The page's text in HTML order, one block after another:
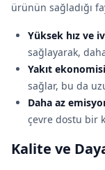
ürünün sağladığı
Yüksek hız ve
sağlayarak,
Yakıt
sağlar, bu da
Daha az
çevre dostu bir
Kalite ve